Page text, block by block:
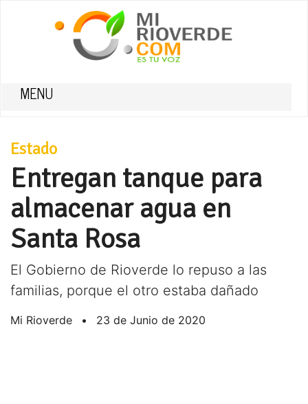
MENU
Estado
Entregan tanque para
almacenar agua en
Santa Rosa
El Gobierno de Rioverde lo repuso a las
familias, porque el otro estaba dañado
Mi Rioverde • 23 de Junio de 2020